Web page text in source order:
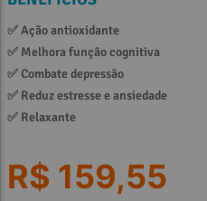
✅ Ação antioxidante
✅ Melhora função cognitiva
✅ Combate depressão
✅ Reduz estresse e ansiedade
✅ Relaxante
R$ 159,55